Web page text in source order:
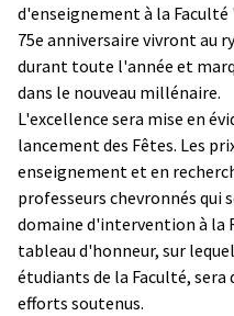
d'enseignement à la Faculté
75e anniversaire vivront au
durant toute l'année et
dans le nouveau millénaire.
L'excellence sera mise en
lancement des Fêtes. Les
enseignement et en
professeurs chevronnés qui
domaine d'intervention à la
tableau d'honneur, sur
étudiants de la Faculté,
efforts soutenus.